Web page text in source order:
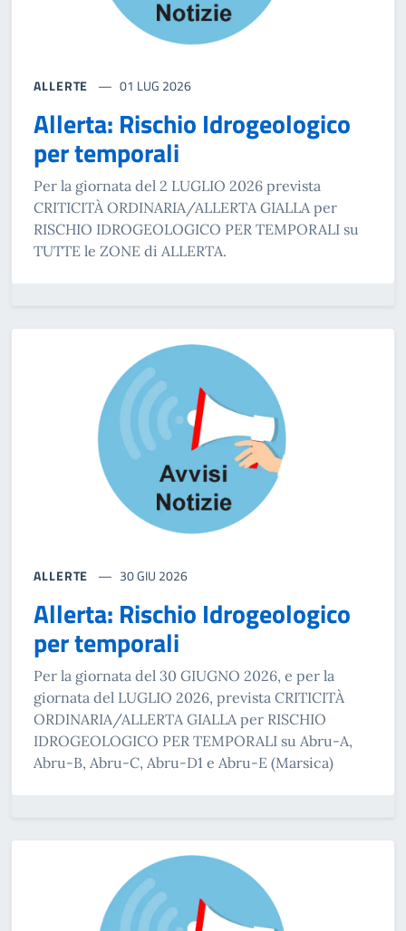
ALLERTE 01 LUG 2026
Allerta: Rischio Idrogeologico
per temporali
Per la giornata del 2 LUGLIO 2026 prevista
CRITICITÀ ORDINARIA/ALLERTA GIALLA per
RISCHIO IDROGEOLOGICO PER TEMPORALI su
TUTTE le ZONE di ALLERTA.
ALLERTE 30 GIU 2026
Allerta: Rischio Idrogeologico
per temporali
Per la giornata del 30 GIUGNO 2026, e per la
giornata del LUGLIO 2026, prevista CRITICITÀ
ORDINARIA/ALLERTA GIALLA per RISCHIO
IDROGEOLOGICO PER TEMPORALI su Abru-A,
Abru-B, Abru-C, Abru-D1 e Abru-E (Marsica)